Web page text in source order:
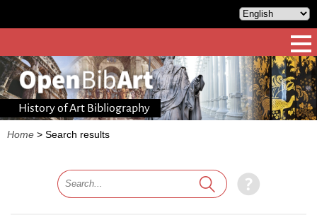
History of Art Bibliography
Home > Search results